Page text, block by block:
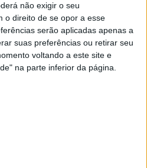
não exigir o seu
o direito de se opor a esse
serão aplicadas apenas a
suas preferências ou retirar seu
voltando a este site e
na parte inferior da página.
Concept revisita a
japonesa, remetendo às
Este modelo, derivado técnica
RS, destaca-se por um design
modernidade. Caracterizada